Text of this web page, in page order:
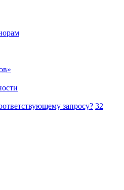
запросу? 32